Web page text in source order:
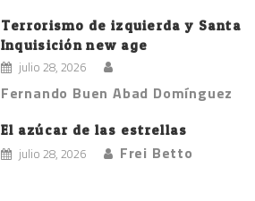
Terrorismo de izquierda y Santa
Inquisición new age
julio 28, 2026
Fernando Buen Abad Domínguez
El azúcar de las estrellas
julio 28, 2026 Frei Betto